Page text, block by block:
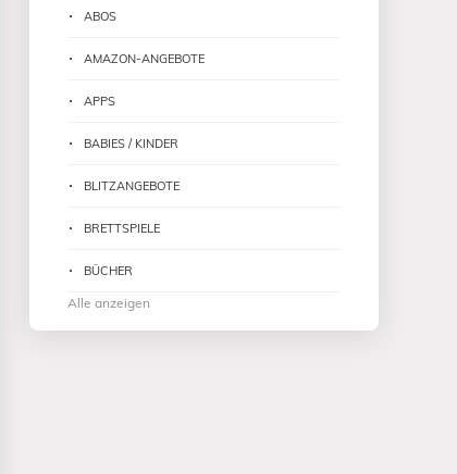
ABOS
AMAZON-ANGEBOTE
APPS
BABIES / KINDER
BLITZANGEBOTE
BRETTSPIELE
BÜCHER
Alle anzeigen